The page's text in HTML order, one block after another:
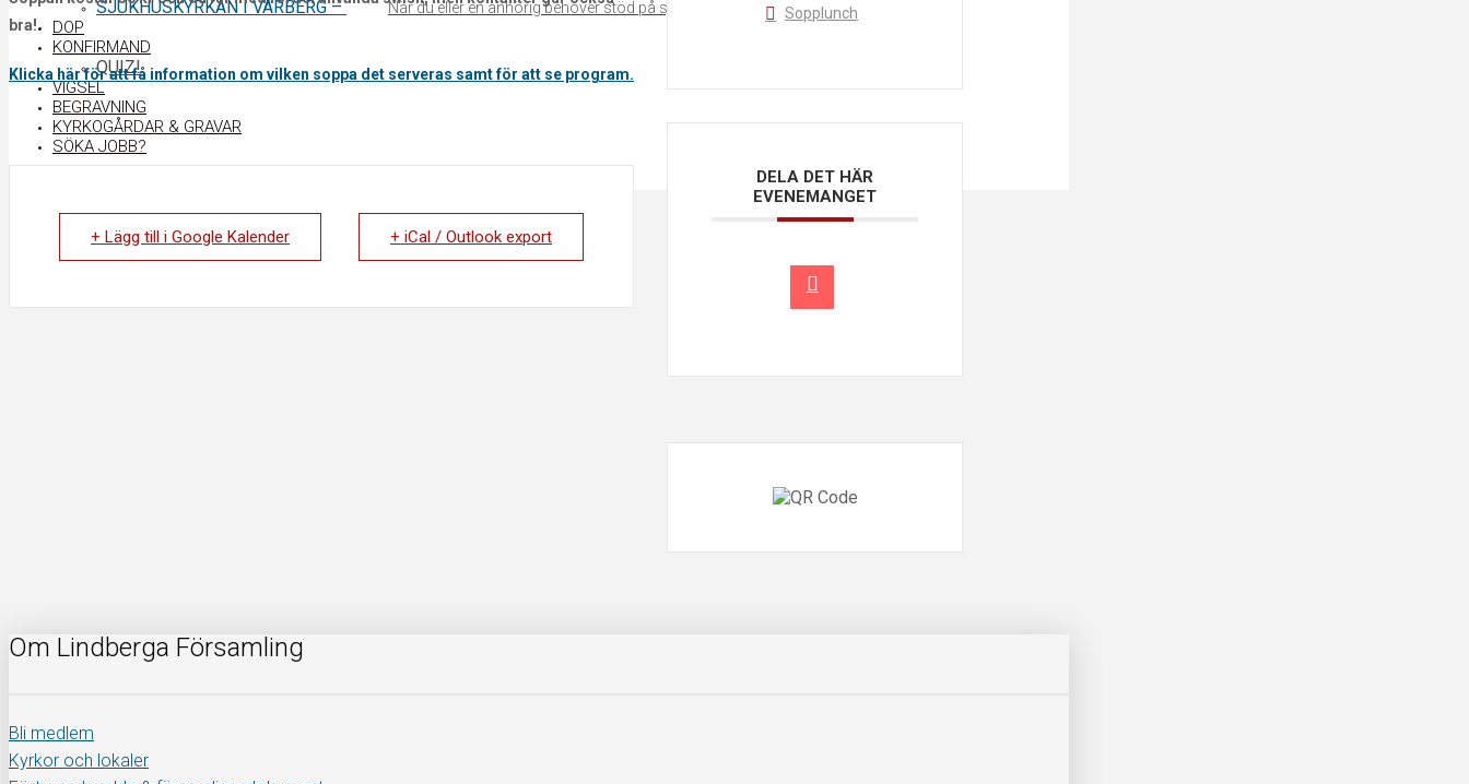
SJUKHUSKYRKAN I VARBERG– När du eller en anhörig behöver stöd på sjukhuset
DOP
KONFIRMAND
QUIZ!
VIGSEL
BEGRAVNING
KYRKOGÅRDAR & GRAVAR
SÖKA JOBB?
bra!
Klicka här för att få information om vilken soppa det serveras samt för att se program.
+ Lägg till i Google Kalender + iCal / Outlook export
Sopplunch
DELA DET HÄR
EVENEMANGET
Om Lindberga Församling
Bli medlem
Kyrkor och lokaler